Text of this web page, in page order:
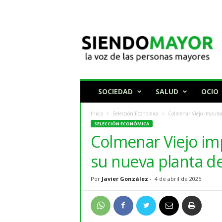
o
SOCIEDAD SALUD OCIO
Inicio Selección Económica Colmenar Viejo
SELECCIÓN ECONÓMICA
Colmenar Viejo
su nueva planta
Por Javier González - 4 de abril de 2025